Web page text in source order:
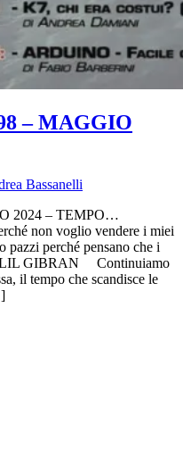
– MAGGIO
Bassanelli
2024 – TEMPO…
non voglio vendere i miei
perché pensano che i
GIBRAN Continuiamo
il tempo che scandisce le